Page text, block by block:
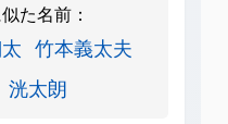
た名前：
竹本義太夫
洸太朗